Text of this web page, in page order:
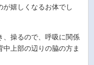
が嬉しくなるお体でし
、操るので、呼吸に関係
上部の辺りの脇の方ま